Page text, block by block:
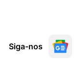
Siga-nos